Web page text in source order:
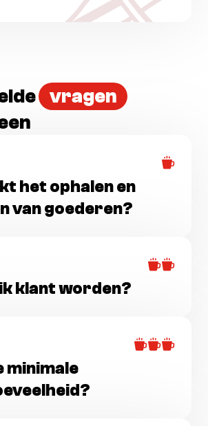
vragen
het ophalen en
van goederen?
ik klant worden?
minimale